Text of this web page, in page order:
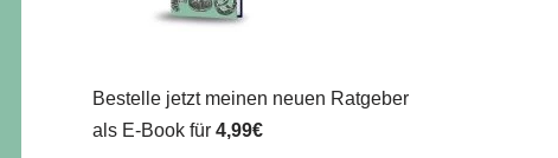
Bestelle jetzt meinen neuen Ratgeber
als E-Book für 4,99€